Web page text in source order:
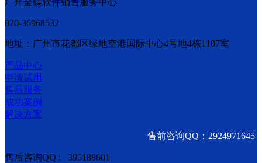
020-36968532
地址：广州市花都区绿地空港国际中心4号地4栋1107室
产品中心
申请试用
售后服务
成功案例
解决方案
售前咨询QQ：2924971645
售后咨询QQ : 395188601